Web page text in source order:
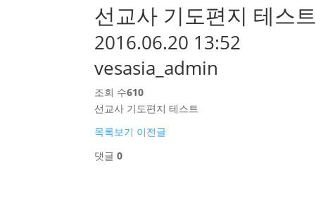
선교사 기도편지 테스트
2016.06.20 13:52
vesasia_admin
조회 수610
선교사 기도편지 테스트
목록보기 이전글
댓글0